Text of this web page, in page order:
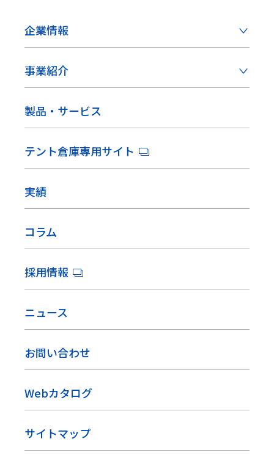
企業情報
事業紹介
製品・サービス
テント倉庫専用サイト
実績
コラム
採用情報
ニュース
お問い合わせ
Webカタログ
サイトマップ